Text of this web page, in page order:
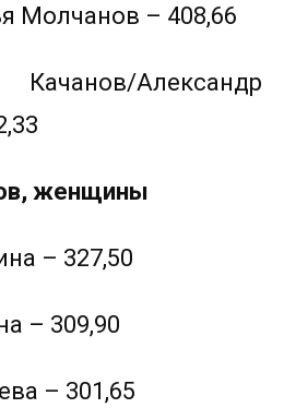
Молчанов – 408,66
Александр
женщины
– 327,50
– 309,90
– 301,65